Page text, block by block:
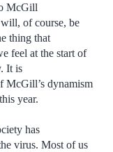
McGill
of course, be
thing that
feel at the start of
It is
McGill’s dynamism
year.
has
virus. Most of us